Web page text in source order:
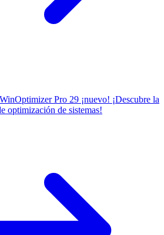
WinOptimizer Pro 29 ¡nuevo! ¡Descubre la
optimización de sistemas!